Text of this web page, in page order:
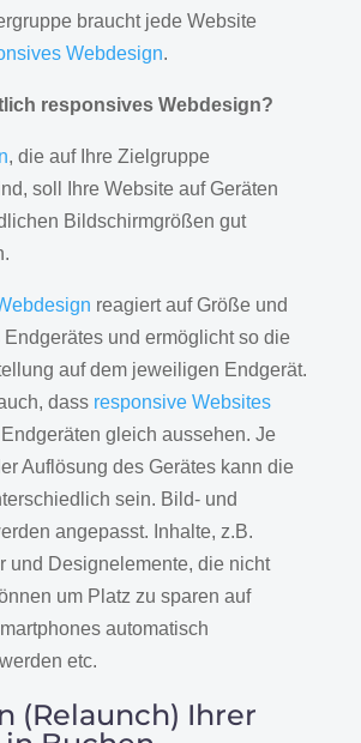
braucht jede Website
Webdesign.
responsives Webdesign?
, die auf Ihre Zielgruppe
soll Ihre Website auf Geräten
Bildschirmgrößen gut
reagiert auf Größe und
und ermöglicht so die
auf dem jeweiligen Endgerät.
dass responsive Websites
gleich aussehen. Je
Auflösung des Gerätes kann die
sein. Bild- und
angepasst. Inhalte, z.B.
und Designelemente, die nicht
um Platz zu sparen auf
automatisch
etc.
(Relaunch) Ihrer